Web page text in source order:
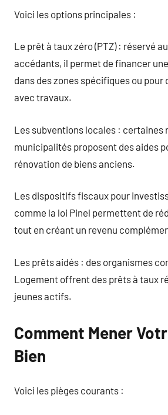
Voici les options principales :
Le prêt à taux zéro (PTZ) : réservé
accédants, il permet de financer
dans des zones spécifiques ou pour
avec travaux.
Les subventions locales : certaines
municipalités proposent des aides
rénovation de biens anciens.
Les dispositifs fiscaux pour
comme la loi Pinel permettent de
tout en créant un revenu
Les prêts aidés : des organismes
Logement offrent des prêts à taux
jeunes actifs.
Comment Mener
Bien
Voici les pièges courants :